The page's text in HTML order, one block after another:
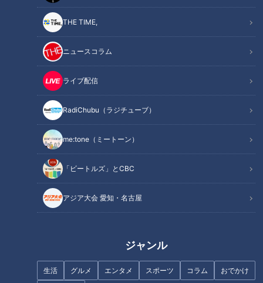
THE TIME,
ニュースコラム
ライブ配信
RadiChubu（ラジチューブ）
me:tone（ミートーン）
「ビートルズ」とCBC
アジア大会 愛知・名古屋
ジャンル
生活 グルメ エンタメ スポーツ コラム おでかけ
記事に戻る
この記事を見たあなたへのおすすめ
廃棄予定の野菜でスニーカーを
染める！？
校『滝学園』先進技術研究部に
マヂラブが向かった！
新緑を満喫できる“絶景ブラン
イケメンや美女からの告白